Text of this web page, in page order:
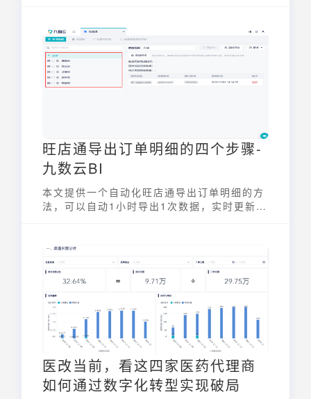
旺店通导出订单明细的四个步骤-
九数云BI
本文提供一个自动化旺店通导出订单明细的方
法，可以自动1小时导出1次数据，实时更新到
商平台、跨境电商平台、WMS、OA等其他业
务系统平台数据打通。
医改当前，看这四家医药代理商
如何通过数字化转型实现破局